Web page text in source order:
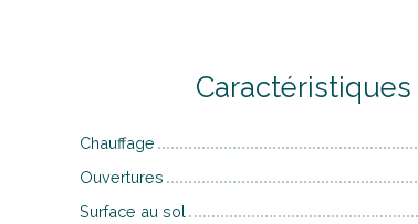
Caractéristiques
Chauffage
Ouvertures
Surface au sol